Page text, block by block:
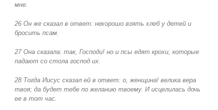
мне.
26 Он же сказал в ответ: нехорошо взять хлеб у детей и
бросить псам.
27 Она сказала: так, Господи! но и псы едят крохи, которые
падают со стола господ их.
28 Тогда Иисус сказал ей в ответ: о, женщина! велика вера
твоя; да будет тебе по желанию твоему. И исцелилась дочь
ее в тот час.